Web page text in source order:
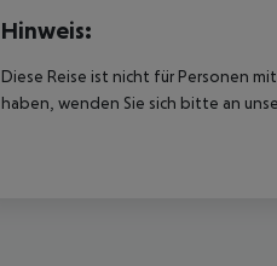
Hinweis:
Diese Reise ist nicht für Personen
haben, wenden Sie sich bitte an